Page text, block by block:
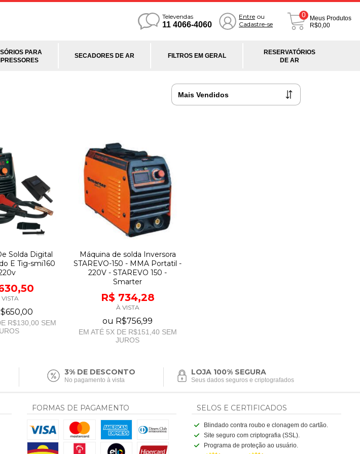
Televendas
11 4066-4060
Entre ou
Cadastre-se
0
Meus Produtos
R$0,00
PARA
SECADORES DE AR FILTROS EM GERAL
RESERVATÓRIOS
DE AR
Solda Digital
E Tig-smi160
VISTA
R$130,00 SEM
Máquina de solda Inversora
STAREVO-150 - MMA Portatil -
220V - STAREVO 150 -
Smarter
R$ 734,28
À VISTA
ou R$756,99
EM ATÉ 5X DE R$151,40 SEM
JUROS
3% DE DESCONTO
No pagamento à vista
LOJA 100% SEGURA
Seus dados seguros e criptografados
FORMAS DE PAGAMENTO SELOS E CERTIFICADOS
Blindado contra roubo e clonagem do cartão.
Site seguro com criptografia (SSL).
Programa de proteção ao usuário.